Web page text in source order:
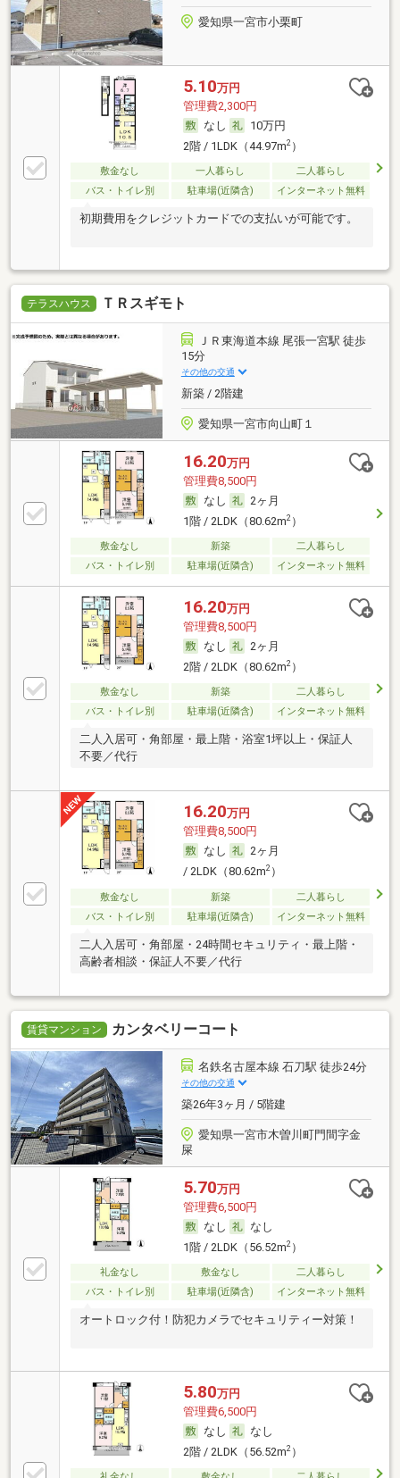
愛知県一宮市小栗町
5.10万円
管理費2,300円
なし
10万円
2階 / 1LDK（44.97m2）
敷金なし 一人暮らし
二人暮らし
バス・トイレ別
駐車場(近隣含) インターネット無料
初期費用をクレジットカードでの支払いが可能です。
テラスハウス ＴＲスギモト
ＪＲ東海道本線 尾張一宮駅 徒歩
15分
その他の交通
新築 / 2階建
愛知県一宮市向山町１
16.20万円
管理費8,500円
なし
2ヶ月
1階 / 2LDK（80.62m2）
敷金なし 新築
二人暮らし
バス・トイレ別
駐車場(近隣含) インターネット無料
16.20万円
管理費8,500円
なし
2ヶ月
2階 / 2LDK（80.62m2）
敷金なし 新築
二人暮らし
バス・トイレ別
駐車場(近隣含) インターネット無料
二人入居可・角部屋・最上階・浴室1坪以上・保証人
不要／代行
16.20万円
管理費8,500円
なし
2ヶ月
/ 2LDK（80.62m2）
敷金なし 新築
二人暮らし
バス・トイレ別
駐車場(近隣含) インターネット無料
二人入居可・角部屋・24時間セキュリティ・最上階・
高齢者相談・保証人不要／代行
賃貸マンション カンタベリーコート
名鉄名古屋本線 石刀駅 徒歩24分
その他の交通
築26年3ヶ月 / 5階建
愛知県一宮市木曽川町門間字金
屎
5.70万円
管理費6,500円
なし
なし
1階 / 2LDK（56.52m2）
礼金なし 敷金なし
二人暮らし
バス・トイレ別
駐車場(近隣含) インターネット無料
オートロック付！防犯カメラでセキュリティー対策！
5.80万円
管理費6,500円
なし
なし
2階 / 2LDK（56.52m2）